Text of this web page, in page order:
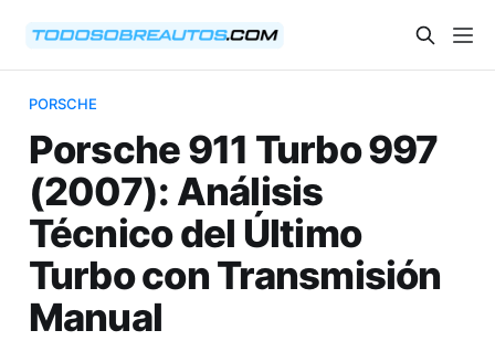
PORSCHE
Porsche 911 Turbo 997
(2007): Análisis
Técnico del Último
Turbo con Transmisión
Manual